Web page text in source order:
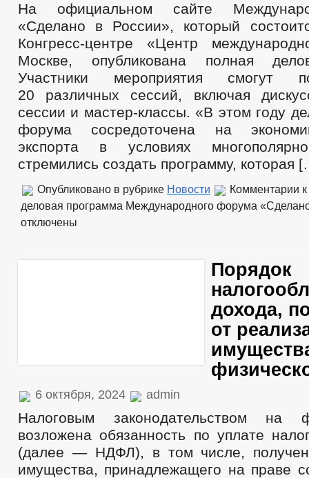
На официальном сайте
«Сделано в России», который
Конгресс-центре «Центр
Москве, опубликована полная
Участники мероприятия смогут
20 различных сессий, включая
сессии и мастер-классы. «В этом году
форума сосредоточена на
экспорта в условиях
стремились создать программу, которая
Опубликовано в рубрике Новости Комментарии
деловая программа Международного форума
отключены
Порядок
дохода,
от
6 октября, 2024 admin
Налоговым законодательством на
возложена обязанность по уплате
(далее — НДФЛ), в том числе,
имущества, принадлежащего на праве